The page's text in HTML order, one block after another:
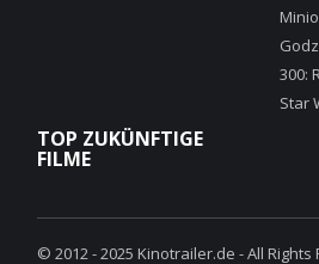
300:
Star
TOP ZUKÜNFTIGE
FILME
© 2012 - 2025 Kinotrailer.de - All Rights